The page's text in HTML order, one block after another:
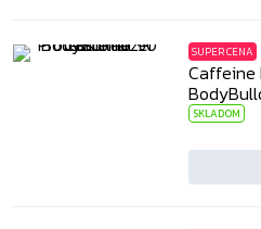
SUPER CENA
Caffeine
SKLADOM